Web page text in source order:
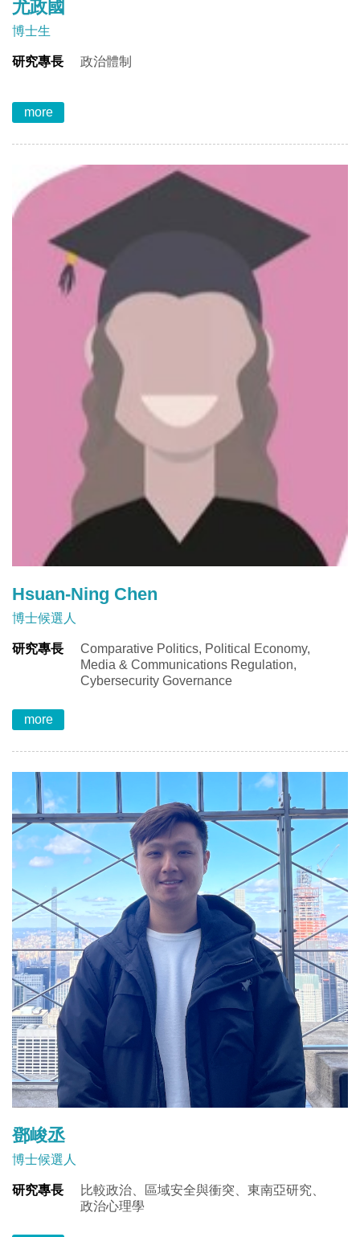
尤政國
博士生
研究專長 政治體制
more
Hsuan-Ning Chen
博士候選人
研究專長
Comparative Politics, Political Economy,
Media & Communications Regulation,
Cybersecurity Governance
more
鄧峻丞
博士候選人
研究專長
比較政治、區域安全與衝突、東南亞研究、
政治心理學